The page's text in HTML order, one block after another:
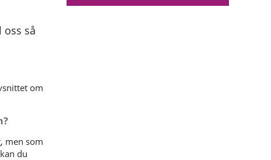
så
om
men som
du